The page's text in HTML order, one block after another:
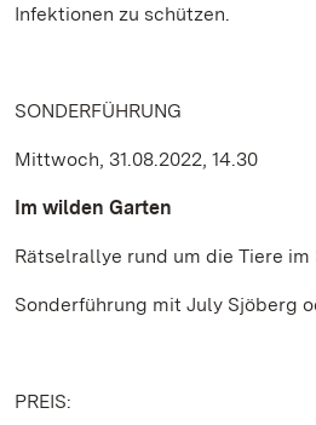
Infektionen zu schützen.
SONDERFÜHRUNG
Mittwoch, 31.08.2022, 14.30
Im wilden Garten
Rätselrallye rund um die Tiere
Sonderführung mit July Sjöberg
PREIS: